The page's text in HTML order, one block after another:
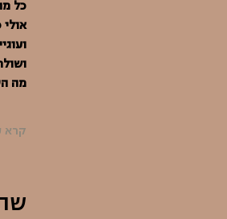
כל
מה
קרא